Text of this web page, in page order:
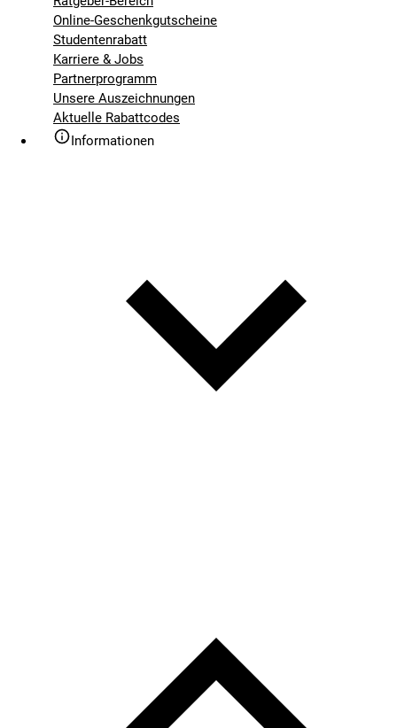
Online-Geschenkgutscheine
Studentenrabatt
Karriere & Jobs
Partnerprogramm
Unsere Auszeichnungen
Aktuelle Rabattcodes
Informationen